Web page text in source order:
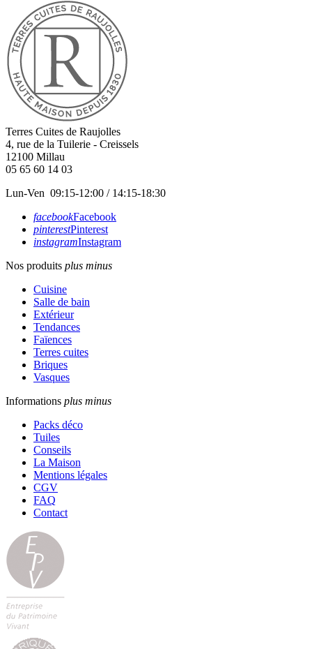
Terres Cuites de Raujolles
4, rue de la Tuilerie - Creissels
12100 Millau
05 65 60 14 03
Lun-Ven 09:15-12:00 / 14:15-18:30
facebookFacebook
pinterestPinterest
instagramInstagram
Nos produits plus minus
Cuisine
Salle de bain
Extérieur
Tendances
Faïences
Terres cuites
Briques
Vasques
Informations plus minus
Packs déco
Tuiles
Conseils
La Maison
Mentions légales
CGV
FAQ
Contact